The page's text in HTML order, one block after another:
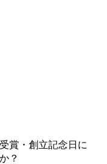
賞・創立記念日 に
？